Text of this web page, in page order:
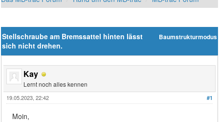
Baumstrukturmodus
Stellschraube am Bremssattel hinten lässt
sich nicht drehen.
Kay
Lernt noch alles kennen
#1
19.05.2023, 22:42
Moin,